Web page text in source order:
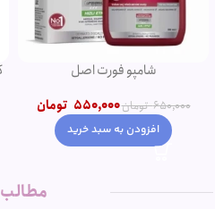
شامپو روغن آرگان
790,000 تومان750,000 تومان
افزودن به سبد خرید
مطالب